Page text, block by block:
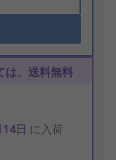
は、送料無料
日 に入荷